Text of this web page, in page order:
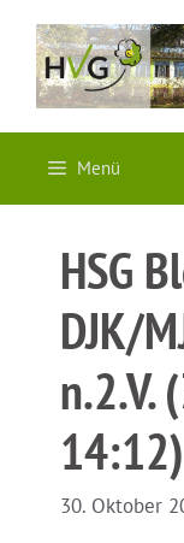
Inhalt
springen
Menü
HSG
DJK/
n.2.V.
14:12)
30. Oktober